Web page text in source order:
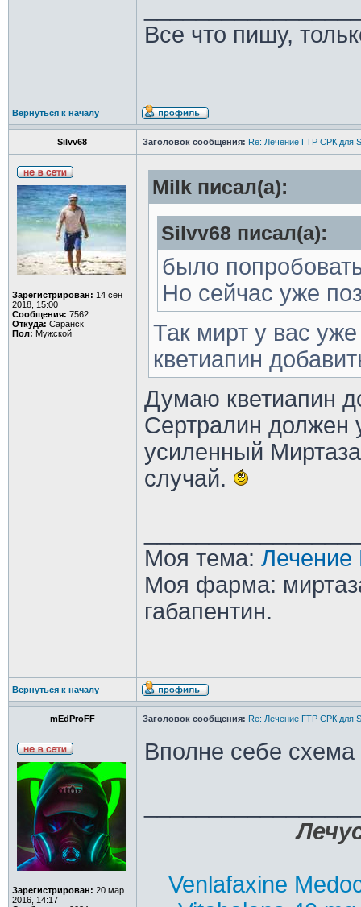
Все что пишу,
Вернуться к началу
Silvv68 Заголовок сообщения: Re: Лечение ГТР СРК для
Зарегистрирован: 14 сен
2018, 15:00
Сообщения: 7562
Откуда: Саранск
Пол: Мужской
Milk писал(а):
Silvv68 писал(а):
было
Но сейчас уже
Так мирт у вас
кветиапин
Думаю кветиапин
Сертралин должен
усиленный
случай.
Моя тема:
Моя фарма:
габапентин.
Вернуться к началу
mEdProFF Заголовок сообщения: Re: Лечение ГТР СРК для
Зарегистрирован: 20 мар
2016, 14:17
Вполне себе схема
Venlafaxine